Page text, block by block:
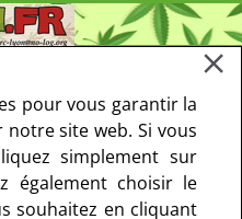
pour vous garantir la
site web. Si vous
simplement sur
également choisir le
souhaitez en cliquant